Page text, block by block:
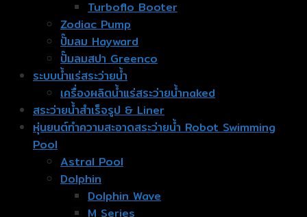
Turboflo Booter
Zodiac Pump
ปั๊มลม Hayward
ปั๊มลมสปา Greenco
ระบบน้ำแร่สระว่ายน้ำ
เครื่องผลิตน้ำแร่สระว่ายน้ำnaked
สระว่ายน้ำสำเร็จรูป & Liner
หุ่นยนต์ทำความสะอาดสระว่ายน้ำ Robot Swimming
Pool
Astral Pool
Dolphin
Dolphin Wave
M Series